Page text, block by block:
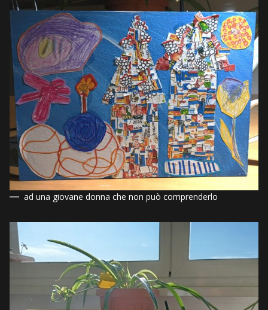
ad una giovane donna che non può comprenderlo